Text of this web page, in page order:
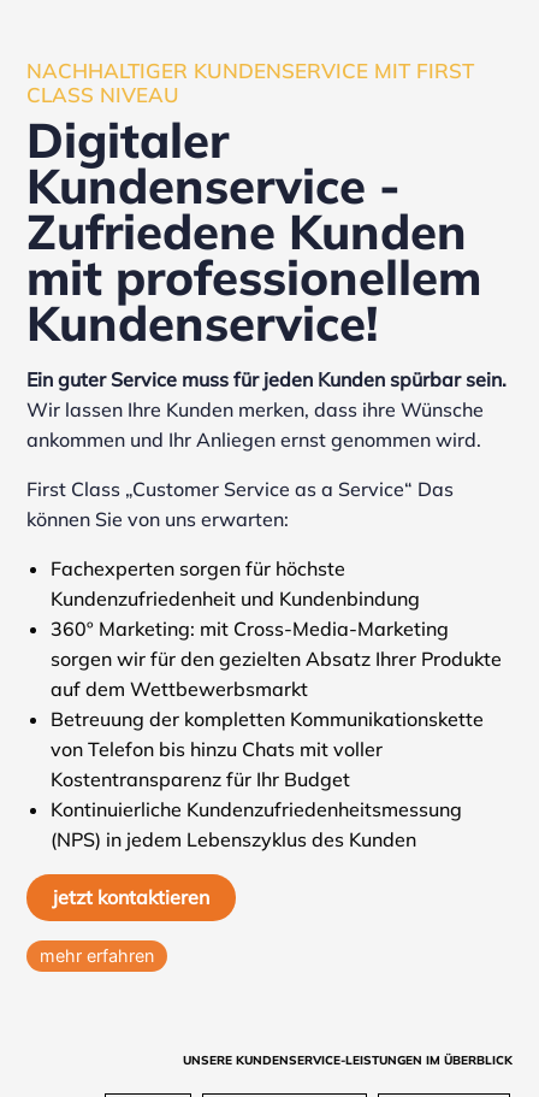
NACHHALTIGER KUNDENSERVICE MIT FIRST
CLASS NIVEAU
Digitaler
Kundenservice -
Zufriedene Kunden
mit professionellem
Kundenservice!
Ein guter Service muss für jeden Kunden spürbar sein.
Wir lassen Ihre Kunden merken, dass ihre Wünsche
ankommen und Ihr Anliegen ernst genommen wird.
First Class „Customer Service as a Service“ Das
können Sie von uns erwarten:
Fachexperten sorgen für höchste
Kundenzufriedenheit und Kundenbindung
360º Marketing: mit Cross-Media-Marketing
sorgen wir für den gezielten Absatz Ihrer Produkte
auf dem Wettbewerbsmarkt
Betreuung der kompletten Kommunikationskette
von Telefon bis hinzu Chats mit voller
Kostentransparenz für Ihr Budget
Kontinuierliche Kundenzufriedenheitsmessung
(NPS) in jedem Lebenszyklus des Kunden
jetzt kontaktieren
mehr erfahren
UNSERE KUNDENSERVICE-LEISTUNGEN IM ÜBERBLICK